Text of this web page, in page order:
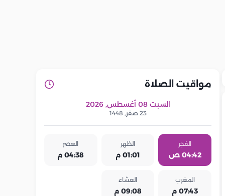
مواقيت الصلاة
السبت 08 أغسطس, 2026
23 صفر, 1448
الفجر
04:42 ص
الظهر
01:01 م
العصر
04:38 م
المغرب
07:43 م
العشاء
09:08 م